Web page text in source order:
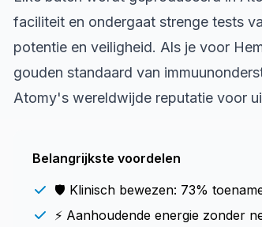
faciliteit en ondergaat strenge tests
potentie en veiligheid. Als je voor
gouden standaard van
Atomy's wereldwijde reputatie voor
Belangrijkste voordelen
🛡️ Klinisch bewezen: 73%
⚡ Aanhoudende energie zonder